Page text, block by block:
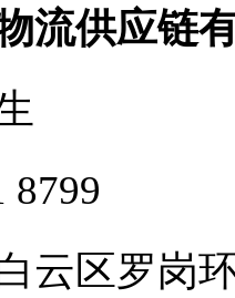
流供应链
8799
云区罗岗